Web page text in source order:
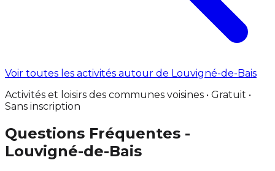
Voir toutes les activités autour de Louvigné-de-Bais
Activités et loisirs des communes voisines • Gratuit •
Sans inscription
Questions Fréquentes -
Louvigné-de-Bais